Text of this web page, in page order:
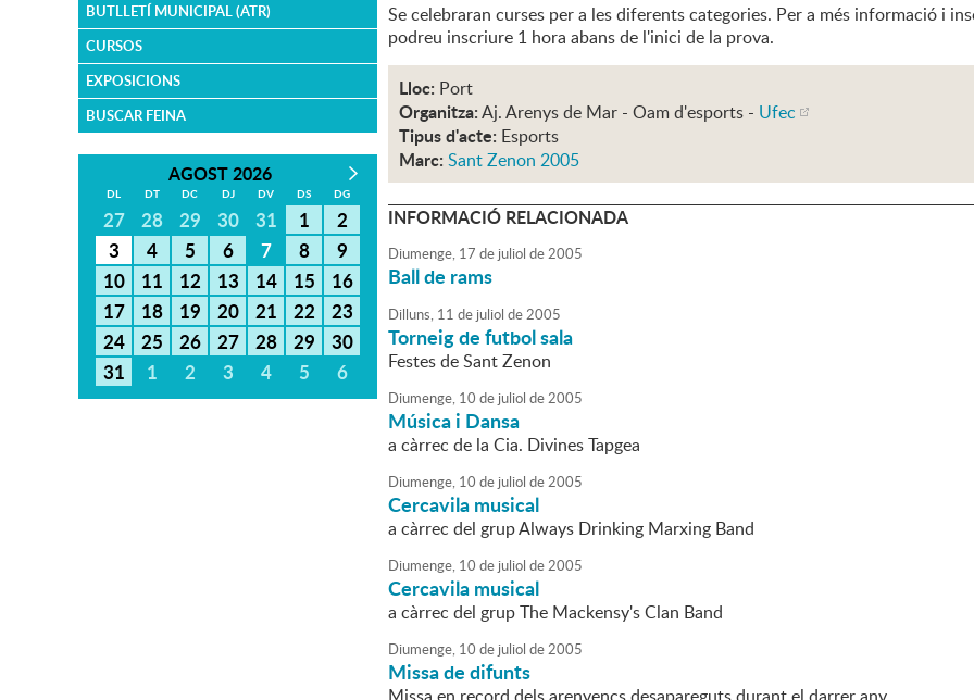
BUTLLETÍ MUNICIPAL (ATR)
CURSOS
EXPOSICIONS
BUSCAR FEINA
AGOST 2026
DL DT DC DJ DV DS DG
27 28 29 30 31 1
2
3
4 5 6 7 8
9
10
11 12 13 14 15
16
17
18 19 20 21 22
23
24
25 26 27 28 29
30
31
1 2 3 4 5 6
Se celebraran curses per a les diferents categories. Per a més informació i
podreu inscriure 1 hora abans de l'inici de la prova.
Lloc: Port
Organitza:Aj. Arenys de Mar - Oam d'esports - Ufec
Tipus d'acte: Esports
Marc: Sant Zenon 2005
INFORMACIÓ RELACIONADA
Diumenge, 17 de juliol de2005
Ball de rams
Dilluns, 11 de juliol de2005
Torneig de futbol sala
Festes de Sant Zenon
Diumenge, 10 de juliol de2005
Música i Dansa
a càrrec de la Cia. Divines Tapgea
Diumenge, 10 de juliol de2005
Cercavila musical
a càrrec del grup Always Drinking Marxing Band
Diumenge, 10 de juliol de2005
Cercavila musical
a càrrec del grup The Mackensy's Clan Band
Diumenge, 10 de juliol de2005
Missa de difunts